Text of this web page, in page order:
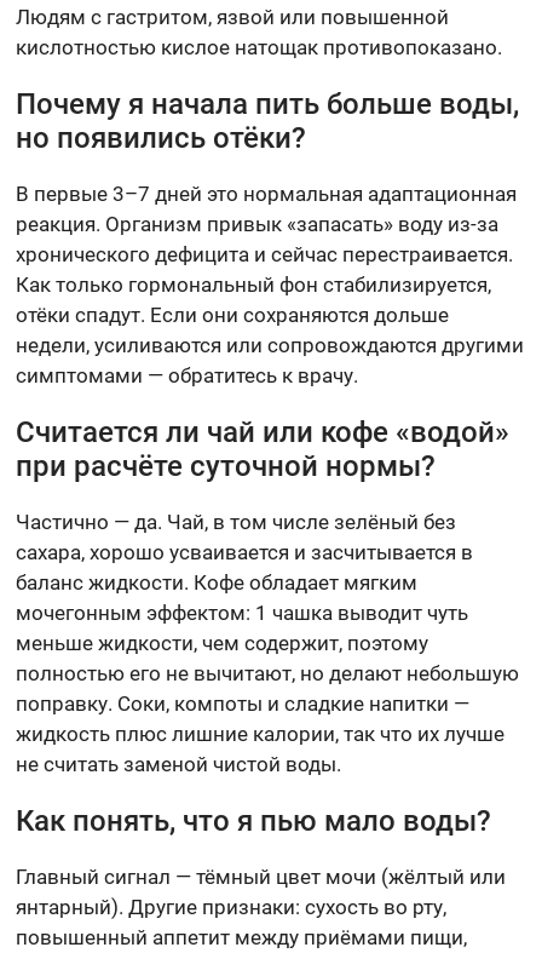
Людям с гастритом, язвой или повышенной
кислотностью кислое натощак противопоказано.
Почему я начала пить больше воды,
но появились отёки?
В первые 3–7 дней это нормальная адаптационная
реакция. Организм привык «запасать» воду из-за
хронического дефицита и сейчас перестраивается.
Как только гормональный фон стабилизируется,
отёки спадут. Если они сохраняются дольше
недели, усиливаются или сопровождаются другими
симптомами — обратитесь к врачу.
Считается ли чай или кофе «водой»
при расчёте суточной нормы?
Частично — да. Чай, в том числе зелёный без
сахара, хорошо усваивается и засчитывается в
баланс жидкости. Кофе обладает мягким
мочегонным эффектом: 1 чашка выводит чуть
меньше жидкости, чем содержит, поэтому
полностью его не вычитают, но делают небольшую
поправку. Соки, компоты и сладкие напитки —
жидкость плюс лишние калории, так что их лучше
не считать заменой чистой воды.
Как понять, что я пью мало воды?
Главный сигнал — тёмный цвет мочи (жёлтый или
янтарный). Другие признаки: сухость во рту,
повышенный аппетит между приёмами пищи,